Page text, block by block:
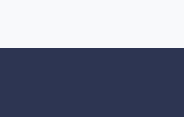
©2026